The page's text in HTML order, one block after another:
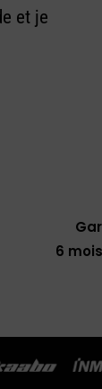
et je
6